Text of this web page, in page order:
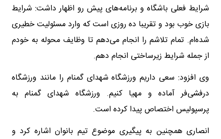
شرایط فعلی باشگاه و برنامه‌های پیش رو اظهار داشت: شرایط
بازی خوب بود و تقریبا ده روزی است که وارد مسئولیت خطیری
شده‌ام. تمام تلاشم را انجام می‌دهم تا وظایف محوله به خودم
از جمله شرایط زیرساختی انجام دهم.
وی افزود: سعی داریم ورزشگاه شهدای گمنام را مانند ورزشگاه
درفشی‌فر آماده و مهیا کنیم. ورزشگاه شهدای گمنام به
پرسپولیس اختصاص پیدا کرده است.
انصاری همچنین به پیگیری موضوع تیم بانوان اشاره کرد و